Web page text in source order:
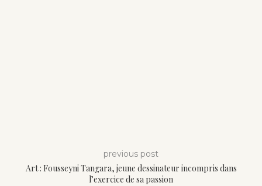
previous post
Art : Fousseyni Tangara, jeune dessinateur incompris dans
l’exercice de sa passion